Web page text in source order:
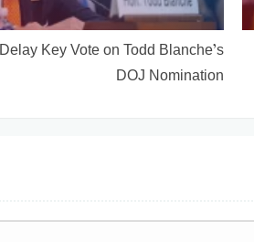
Key Vote on Todd Blanche’s
DOJ Nomination